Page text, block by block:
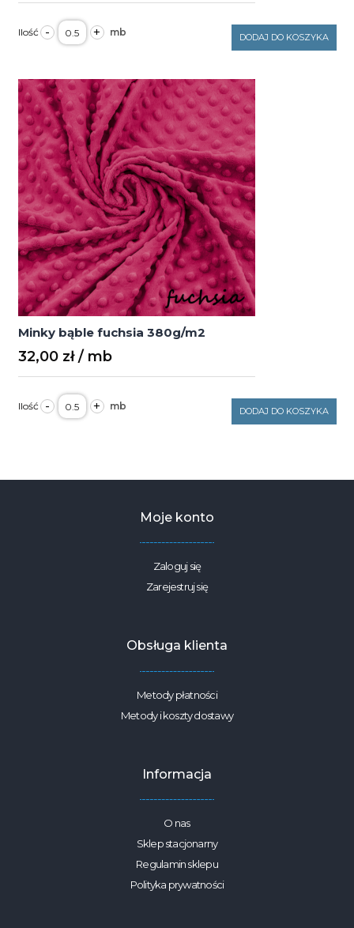
- ilość
Minky
bąble
380g/m2
+ DODAJ DO KOSZYKA
Minky bąble fuchsia 380g/m2
32,00 zł
- ilość
Minky
bąble
+ DODAJ DO KOSZYKA
Moje konto
Zaloguj się
Zarejestruj się
Obsługa klienta
Metody płatności
Metody i koszty dostawy
Informacja
O nas
Sklep stacjonarny
Regulamin sklepu
Polityka prywatności